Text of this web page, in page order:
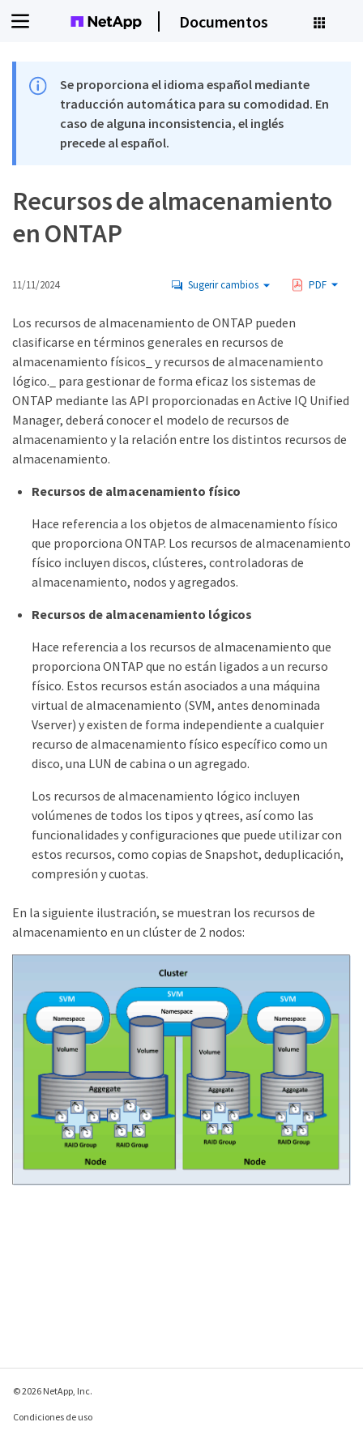
Documentos
Se proporciona el idioma español mediante
traducción automática para su comodidad. En
caso de alguna inconsistencia, el inglés
precede al español.
Recursos de almacenamiento
en ONTAP
11/11/2024 Sugerir cambios PDF
Los recursos de almacenamiento de ONTAP pueden
clasificarse en términos generales en recursos de
almacenamiento físicos_ y recursos de almacenamiento
lógico._ para gestionar de forma eficaz los sistemas de
ONTAP mediante las API proporcionadas en Active IQ Unified
Manager, deberá conocer el modelo de recursos de
almacenamiento y la relación entre los distintos recursos de
almacenamiento.
Recursos de almacenamiento físico
Hace referencia a los objetos de almacenamiento físico
que proporciona ONTAP. Los recursos de almacenamiento
físico incluyen discos, clústeres, controladoras de
almacenamiento, nodos y agregados.
Recursos de almacenamiento lógicos
Hace referencia a los recursos de almacenamiento que
proporciona ONTAP que no están ligados a un recurso
físico. Estos recursos están asociados a una máquina
virtual de almacenamiento (SVM, antes denominada
Vserver) y existen de forma independiente a cualquier
recurso de almacenamiento físico específico como un
disco, una LUN de cabina o un agregado.
Los recursos de almacenamiento lógico incluyen
volúmenes de todos los tipos y qtrees, así como las
funcionalidades y configuraciones que puede utilizar con
estos recursos, como copias de Snapshot, deduplicación,
compresión y cuotas.
En la siguiente ilustración, se muestran los recursos de
almacenamiento en un clúster de 2 nodos:
© 2026 NetApp, Inc.
Condiciones de uso